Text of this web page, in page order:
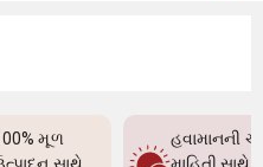
મૂળ
હવામાનની